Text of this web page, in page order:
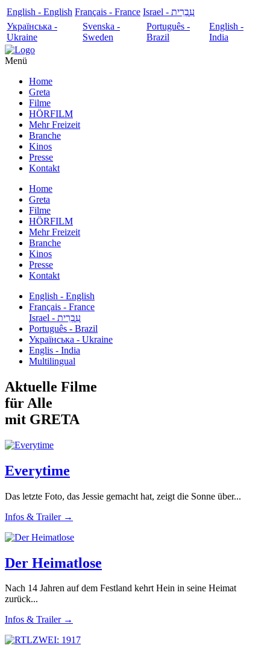
English - English Français - France
עִבְרִית - Israel
Українська -
Ukraine
Svenska -
Sweden
Português -
Brazil
English -
India
Menü
Home
Greta
Filme
HÖRFILM
Mehr Freizeit
Branche
Kinos
Presse
Kontakt
Home
Greta
Filme
HÖRFILM
Mehr Freizeit
Branche
Kinos
Presse
Kontakt
English - English
Français - France
עִבְרִית - Israel
Português - Brazil
Українська - Ukraine
Englis - India
Multilingual
Aktuelle Filme
für Alle
mit GRETA
Everytime
Das letzte Foto, das Jessie gemacht hat, zeigt die Sonne über...
Infos & Trailer →
Der Heimatlose
Nach 14 Jahren auf dem Festland kehrt Hein in seine Heimat
zurück...
Infos & Trailer →